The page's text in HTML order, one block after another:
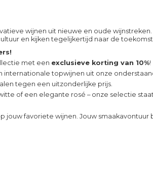
wijnen uit nieuwe en oude
en kijken tegelijkertijd naar de toekomst.
met een exclusieve korting van 10%!
internationale topwijnen uit onze
tegen een uitzonderlijke prijs.
of een elegante rosé – onze selectie
jouw favoriete wijnen. Jouw smaakavontuur